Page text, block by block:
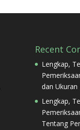
Recent
Lengkap,
dan Ukuran
Lengkap,
Tentang